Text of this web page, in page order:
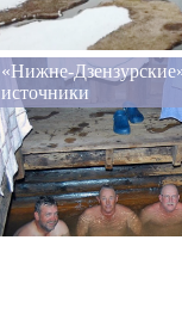
«Нижне-
источники